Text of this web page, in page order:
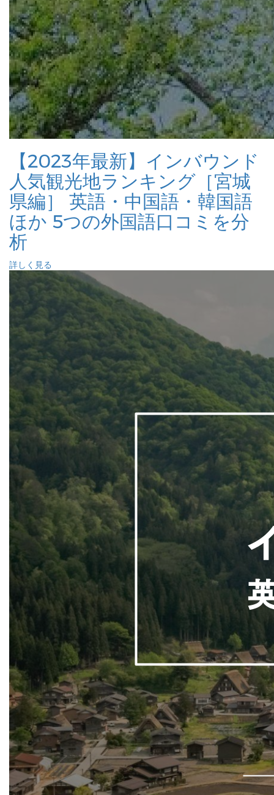
【2023年最新】インバウンド
人気観光地ランキング［宮城
県編］ 英語・中国語・韓国語
ほか 5つの外国語口コミを分
析
詳しく見る